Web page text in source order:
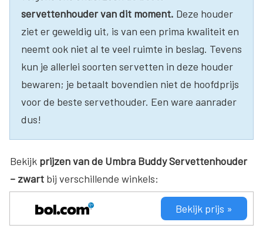
servettenhouder van dit moment. Deze houder
ziet er geweldig uit, is van een prima kwaliteit en
neemt ook niet al te veel ruimte in beslag. Tevens
kun je allerlei soorten servetten in deze houder
bewaren; je betaalt bovendien niet de hoofdprijs
voor de beste servethouder. Een ware aanrader
dus!
Bekijk prijzen van de Umbra Buddy Servettenhouder
– zwart bij verschillende winkels:
Bekijk prijs »